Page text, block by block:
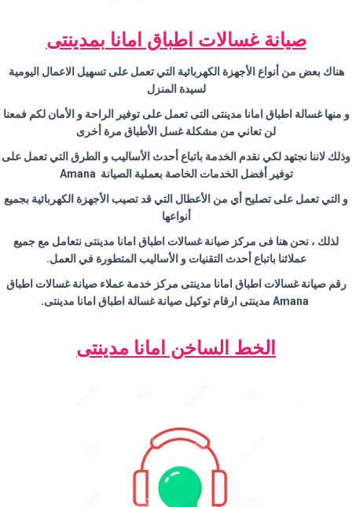
صيانة غسالات اطباق امانا بمدينتى
هناك بعض من أنواع الأجهزة الكهربائية التي تعمل على تسهيل الاعمال اليومية
لسيدة المنزل
و منها غسالة اطباق امانا مدينتى التى تعمل على توفير الراحة و الأمان لكم فمعنا
لن تعاني من مشكلة غسل الأطباق مرة أخرى
وذلك لاننا نجتهد لكي نقدم الخدمة باتباع أحدث الأساليب و الطرق التي تعمل على
توفير أفضل الخدمات الخاصة بعملية الصيانة Amana
و التي تعمل على تصليح أي من الأعطال التي قد تصيب الأجهزة الكهربائية بجميع
أنواعها
لذلك ، نحن هنا فى مركز صيانة غسالات اطباق امانا مدينتى نتعامل مع جميع
عملائنا باتباع أحدث التقنيات و الأساليب المتطورة في العمل.
رقم صيانة غسالات اطباق امانا مدينتى مركز خدمة عملاء صيانة غسالات اطباق
الخط الساخن امانا مدينتى